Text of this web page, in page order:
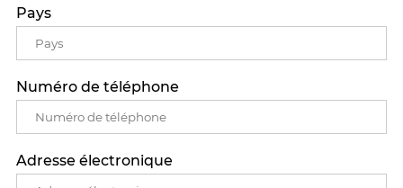
Pays
Numéro de téléphone
Adresse électronique